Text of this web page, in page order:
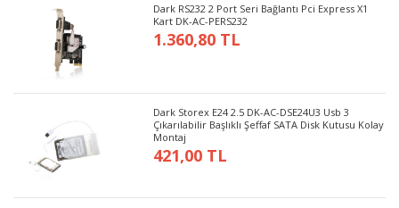
Dark RS232 2 Port Seri Bağlantı Pci Express X1
Kart DK-AC-PERS232
1.360,80 TL
Dark Storex E24 2.5 DK-AC-DSE24U3 Usb 3
Çıkarılabilir Başlıklı Şeffaf SATA Disk Kutusu Kolay
Montaj
421,00 TL